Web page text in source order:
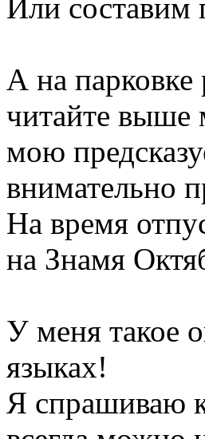
Или составим
А на
читайте выше
мою
внимательно
На время
на Знамя
У меня такое
языках!
Я спрашиваю